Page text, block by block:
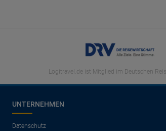
Logitravel.de ist Mitglied im Deutschen
UNTERNEHMEN
Datenschutz